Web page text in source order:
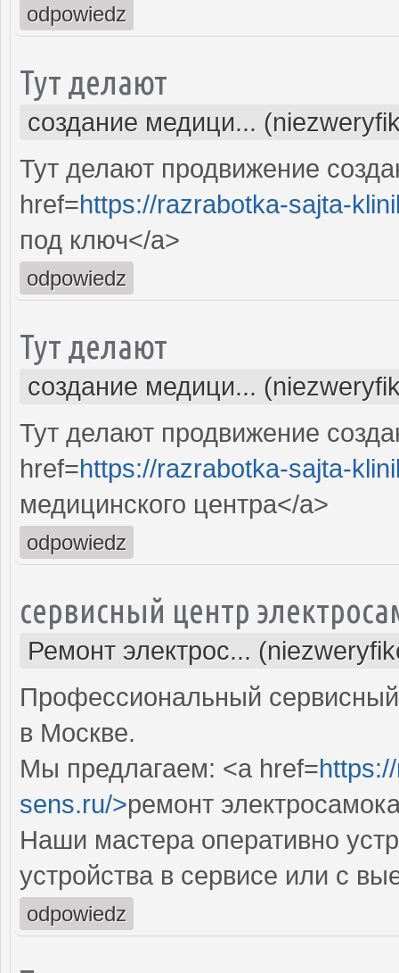
odpowiedz
Тут делают
создание медици...
Тут делают продвижение
href=https://razrabotka-sajta-
под ключ</a>
odpowiedz
Тут делают
создание медици...
Тут делают продвижение
href=https://razrabotka-sajta-
медицинского центра</a>
odpowiedz
сервисный центр
Ремонт электрос...
Профессиональный
в Москве.
Мы предлагаем: <a href=
sens.ru/>ремонт
Наши мастера оперативно
устройства в сервисе или с
odpowiedz